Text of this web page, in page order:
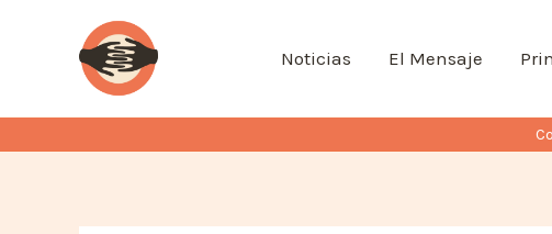
contenido
Noticias El Mensaje